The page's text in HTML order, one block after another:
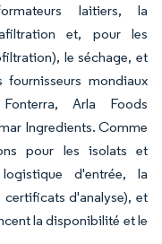
laitiers, la
et, pour les
le séchage, et
mondiaux
Arla Foods
Ingredients. Comme
pour les isolats et
d'entrée, la
d'analyse), et
la disponibilité et le